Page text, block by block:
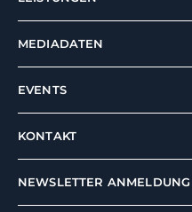
MEDIADATEN
EVENTS
KONTAKT
NEWSLETTER ANMELDUNG